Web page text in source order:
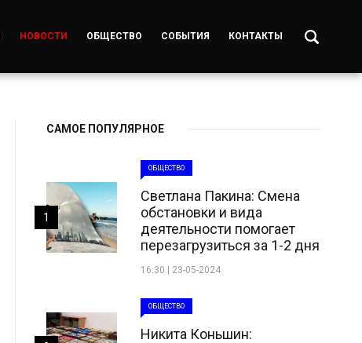
НОВОСТИ ОБЩЕСТВО СОБЫТИЯ КОНТАКТЫ
САМОЕ ПОПУЛЯРНОЕ
ОБЩЕСТВО
Светлана Пакина: Смена
обстановки и вида
деятельности помогает
перезагрузиться за 1-2 дня
16:30 | 23-05-2024
1
ОБЩЕСТВО
Никита Коньшин: